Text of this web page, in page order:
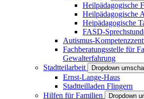
Heilpädagogische
Heilpädagogische
Heipädagogische
FASD-
Autismus-
Fachberatungsstelle für
Gewalterfahrung
Stadtteilarbeit
Dropdown
Ernst-Lange-Haus
Stadtteilladen Flingern
Hilfen für Familien
Dropdown